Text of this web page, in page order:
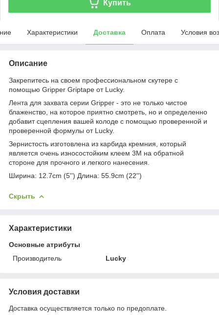
Купить
Характеристики Доставка Оплата Условия
Описание
Закрепитесь на своем профессиональном скутере с
помощью Gripper Griptape от Lucky.
Лента для захвата серии Gripper - это не только чистое
блаженство, на которое приятно смотреть, но и определенно
добавит сцепления вашей колоде с помощью проверенной и
проверенной формулы от Lucky.
Зернистость изготовлена из карбида кремния, который
является очень износостойким клеем 3M на обратной
стороне для прочного и легкого нанесения.
Ширина: 12.7cm (5'') Длина: 55.9cm (22'')
Скрыть
Характеристики
Основные атрибуты
Производитель
Lucky
Условия доставки
Доставка осуществляется только по предоплате.